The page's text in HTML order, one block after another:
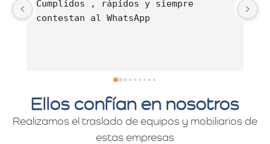
Es una empresa muy comprometida con
el servicio de mudanzas con calidad
Ellos confían en nosotros
Realizamos el traslado de equipos y mobiliarios de
estas empresas